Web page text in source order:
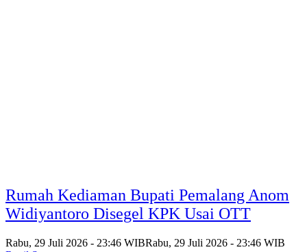
Rumah Kediaman Bupati Pemalang Anom
Widiyantoro Disegel KPK Usai OTT
Rabu, 29 Juli 2026 - 23:46 WIBRabu, 29 Juli 2026 - 23:46 WIB